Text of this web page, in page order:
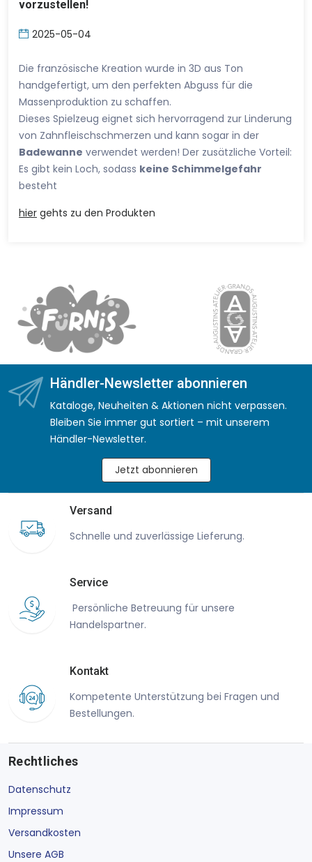
vorzustellen!
2025-05-04
Die französische Kreation wurde in 3D aus Ton
handgefertigt, um den perfekten Abguss für die
Massenproduktion zu schaffen.
Dieses Spielzeug eignet sich hervorragend zur Linderung
von Zahnfleischschmerzen und kann sogar in der
Badewanne verwendet werden! Der zusätzliche Vorteil:
Es gibt kein Loch, sodass keine Schimmelgefahr
besteht
hier gehts zu den Produkten
Händler-Newsletter abonnieren
Kataloge, Neuheiten & Aktionen nicht verpassen.
Bleiben Sie immer gut sortiert – mit unserem
Händler-Newsletter.
Jetzt abonnieren
Versand
Schnelle und zuverlässige Lieferung.
Service
Persönliche Betreuung für unsere
Handelspartner.
Kontakt
Kompetente Unterstützung bei Fragen und
Bestellungen.
Rechtliches
Datenschutz
Impressum
Versandkosten
Unsere AGB